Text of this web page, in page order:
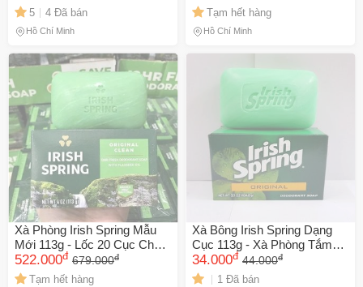
5 4 Đã bán
Hồ Chí Minh
Cá Nhân Chất Lượng
Tạm hết hàng
Hồ Chí Minh
Xà Phòng Irish Spring Mẫu
Mới 113g - Lốc 20 Cục Chăm
Sóc Da Nhanh Chóng, Tươi
Mát, Hương Thơm Dài Lâu
522.000đ 679.000đ
Tạm hết hàng
Xà Bông Irish Spring Dạng
Cục 113g - Xà Phòng Tắm
Sạch Da, Thơm Lâu, Chăm
Sóc Cơ Thể Chính Hãng
34.000đ 44.000đ
1 Đã bán
🎁 Đừng Bỏ Lỡ! 🎁
Mã Giảm Giá Dành Riêng Cho Bạn
Giảm ngay-cho bất kỳ đơn hàng nào.
XXX-XXXX
Số lần áp dụng: 1lần
Áp dụng cho đơn hàng từ: 0
Chỉ áp dụng cho gian hàng:
Ngày hết hạn:
LẤY MÃ NGAY